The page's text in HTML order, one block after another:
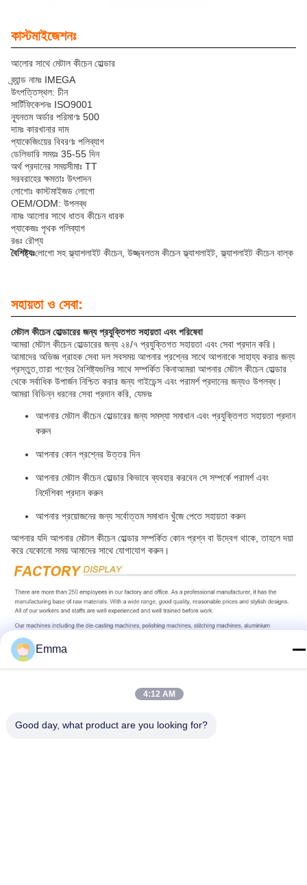
কাস্টমাইজেশনঃ
আলোর সাথে মেটাল কীচেন হোল্ডার
ব্র্যান্ড নামঃ IMEGA
উৎপত্তিস্থল: চীন
সার্টিফিকেশনঃ ISO9001
ন্যূনতম অর্ডার পরিমাণঃ 500
দামঃ কারখানার দাম
প্যাকেজিংয়ের বিবরণঃ পলিব্যাগ
ডেলিভারি সময়ঃ 35-55 দিন
অর্থ প্রদানের সময়সীমাঃ TT
সরবরাহের ক্ষমতাঃ উৎপাদন
লোগোঃ কাস্টমাইজড লোগো
OEM/ODM: উপলব্ধ
নামঃ আলোর সাথে ধাতব কীচেন ধারক
প্যাকেজঃ পৃথক পলিব্যাগ
রঙঃ রৌপ্য
বৈশিষ্ট্যঃলোগো সহ ফ্ল্যাশলাইট কীচেন, উজ্জ্বলতম কীচেন ফ্ল্যাশলাইট, ফ্ল্যাশলাইট কীচেন বাল্ক
সহায়তা ও সেবা:
মেটাল কীচেন হোল্ডারের জন্য প্রযুক্তিগত সহায়তা এবং পরিষেবা
আমরা মেটাল কীচেন হোল্ডারের জন্য ২৪/৭ প্রযুক্তিগত সহায়তা এবং সেবা প্রদান করি।
আমাদের অভিজ্ঞ গ্রাহক সেবা দল সবসময় আপনার প্রশ্নের সাথে আপনাকে সাহায্য করার জন্য
প্রস্তুত,তারা পণ্যের বৈশিষ্ট্যগুলির সাথে সম্পর্কিত কিনাআমরা আপনার মেটাল কীচেন হোল্ডার
থেকে সর্বাধিক উপার্জন নিশ্চিত করার জন্য গাইডেন্স এবং পরামর্শ প্রদানের জন্যও উপলব্ধ।
আমরা বিভিন্ন ধরনের সেবা প্রদান করি, যেমনঃ
আপনার মেটাল কীচেন হোল্ডারের জন্য সমস্যা সমাধান এবং প্রযুক্তিগত সহায়তা প্রদান
করুন
আপনার কোন প্রশ্নের উত্তর দিন
আপনার মেটাল কীচেন হোল্ডার কিভাবে ব্যবহার করবেন সে সম্পর্কে পরামর্শ এবং
নির্দেশিকা প্রদান করুন
আপনার প্রয়োজনের জন্য সর্বোত্তম সমাধান খুঁজে পেতে সহায়তা করুন
আপনার যদি আপনার মেটাল কীচেন হোল্ডার সম্পর্কিত কোন প্রশ্ন বা উদ্বেগ থাকে, তাহলে দয়া
করে যেকোনো সময় আমাদের সাথে যোগাযোগ করুন।
Emma
4:12 AM
Good day, what product are you looking for?